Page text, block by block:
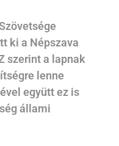
ki a Népszava
szerint a lapnak
lenne
együtt ez is
állami